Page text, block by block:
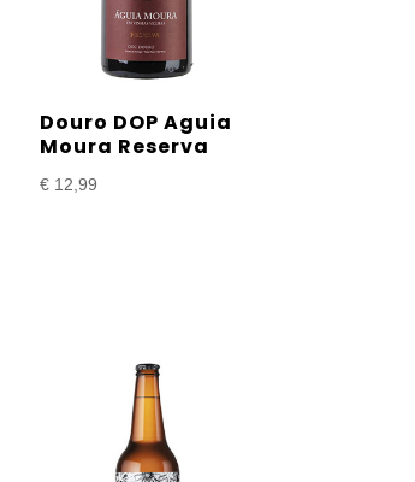
Douro DOP Aguia
Moura Reserva
€12,99